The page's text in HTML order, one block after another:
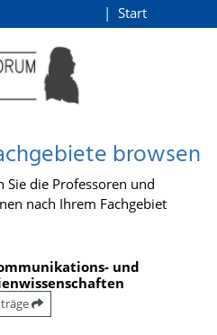
Start
browsen
Sie die Professoren und
nach Ihrem Fachgebiet
und